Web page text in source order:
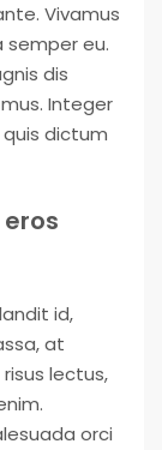
Vivamus
semper eu.
dis
Integer
dictum
id,
at
lectus,
orci